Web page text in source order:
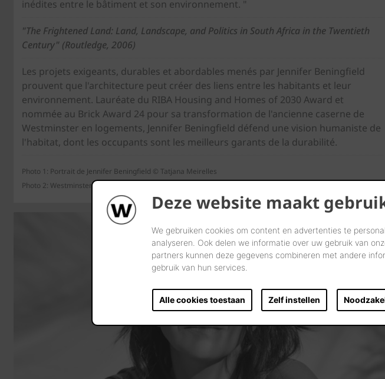
Deze website maakt
We gebruiken cookies om content en advertenties te
analyseren. Ook delen we informatie over uw gebruik van
partners kunnen deze gegevens combineren met andere
gebruik van hun services.
Alle cookies toestaan Zelf instellen
inédites entre le bâtiment et son environnement. "
"The Frightened Land: Land, Landscape, and Politics in South Africa in the Twentieth
Century" (Routledge, 2006)
Les projets exigeants, durables et abordables menés par Jennifer Beningfield
prouvent que l'architecture peut créer des liens entre les habitants et leur
environnement. Lauréate du RIBA Housing and Homes of 2030 Award et
nommée au Brick Award 24 pour sa transformation de l'ancienne caserne de
Westminster en logements, Jennifer Beningfield défend une vision humaniste de
l'habitat, dont les occupants sont les meilleurs garants de la durabilité.
Photo 1: Portrait de Jennifer Beningfield © Tatjana Meirelles
Photo 2: Westminster Fire Station, Londres, Openstudio © Richard Davies